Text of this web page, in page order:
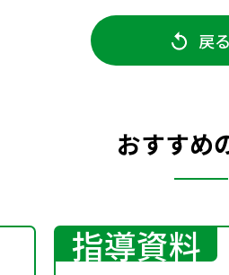
戻る
おすすめ
指導資料